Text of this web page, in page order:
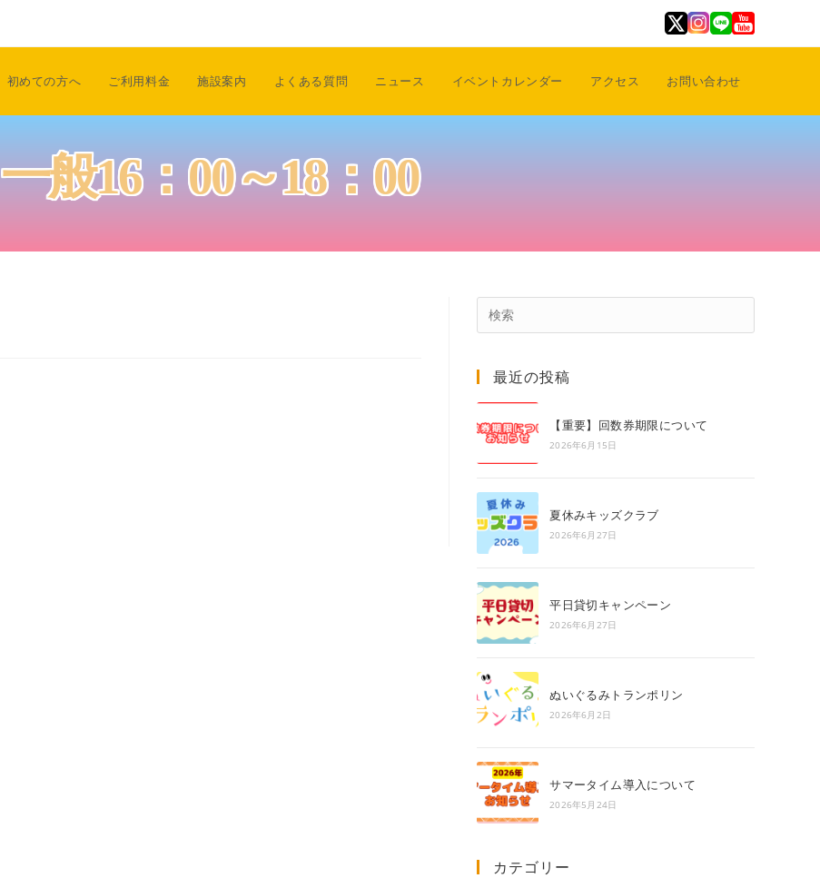
初めての方へ ご利用料金 施設案内 よくある質問 ニュース イベントカレンダー アクセス お問い合わせ
一般16：00～18：00
Escape
最近の投稿
【重要】回数券期限について
2026年6月15日
夏休みキッズクラブ
2026年6月27日
平日貸切キャンペーン
2026年6月27日
ぬいぐるみトランポリン
2026年6月2日
サマータイム導入について
2026年5月24日
カテゴリー